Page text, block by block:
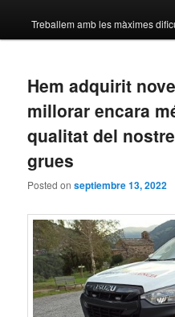
Treballem amb les màximes
Hem adquirit
millorar encara
qualitat del
grues
Posted onseptiembre 13, 2022